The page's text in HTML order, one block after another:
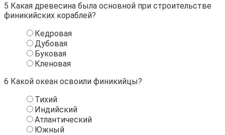
5 Какая древесина была основной при строительстве
финикийских кораблей?
Кедровая
Дубовая
Буковая
Кленовая
6 Какой океан освоили финикийцы?
Тихий
Индийский
Атлантический
Южный